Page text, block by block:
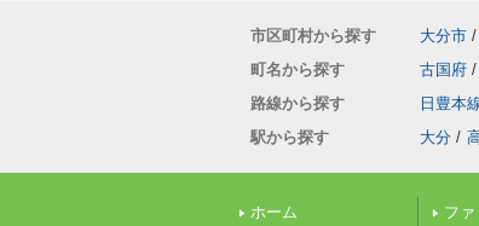
市区町村から探す 大分市 /
町名から探す
古国府 /
路線から探す
日豊本
駅から探す
大分 /
ホーム
フ